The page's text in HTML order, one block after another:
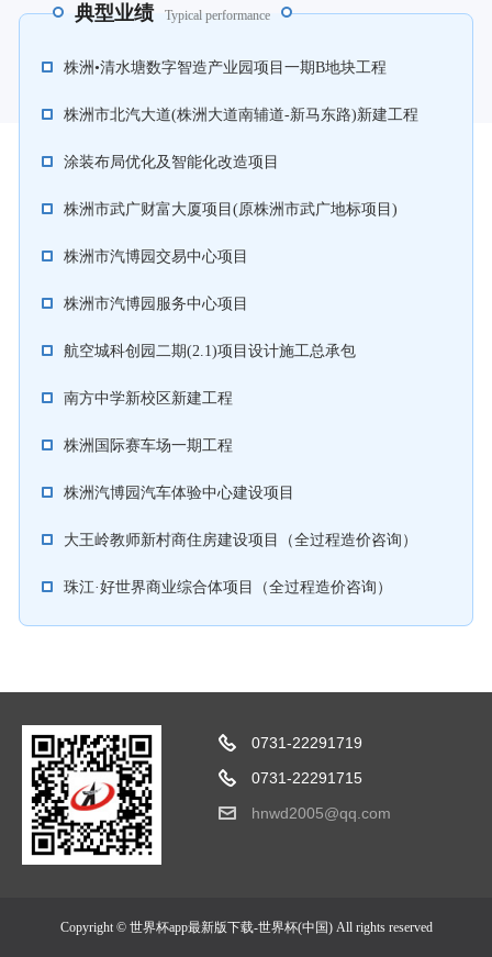
典型业绩 Typical performance
株洲•清水塘数字智造产业园项目一期B地块工程
株洲市北汽大道(株洲大道南辅道-新马东路)新建工程
涂装布局优化及智能化改造项目
株洲市武广财富大厦项目(原株洲市武广地标项目)
株洲市汽博园交易中心项目
株洲市汽博园服务中心项目
航空城科创园二期(2.1)项目设计施工总承包
南方中学新校区新建工程
株洲国际赛车场一期工程
株洲汽博园汽车体验中心建设项目
大王岭教师新村商住房建设项目（全过程造价咨询）
珠江·好世界商业综合体项目（全过程造价咨询）
0731-22291719
0731-22291715
hnwd2005@qq.com
Copyright © 世界杯app最新版下载-世界杯(中国) All rights reserved